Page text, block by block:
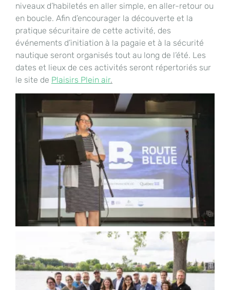
niveaux d’habiletés en aller simple, en aller-retour ou
en boucle. Afin d’encourager la découverte et la
pratique sécuritaire de cette activité, des
événements d’initiation à la pagaie et à la sécurité
nautique seront organisés tout au long de l’été. Les
dates et lieux de ces activités seront répertoriés sur
le site de Plaisirs Plein air.